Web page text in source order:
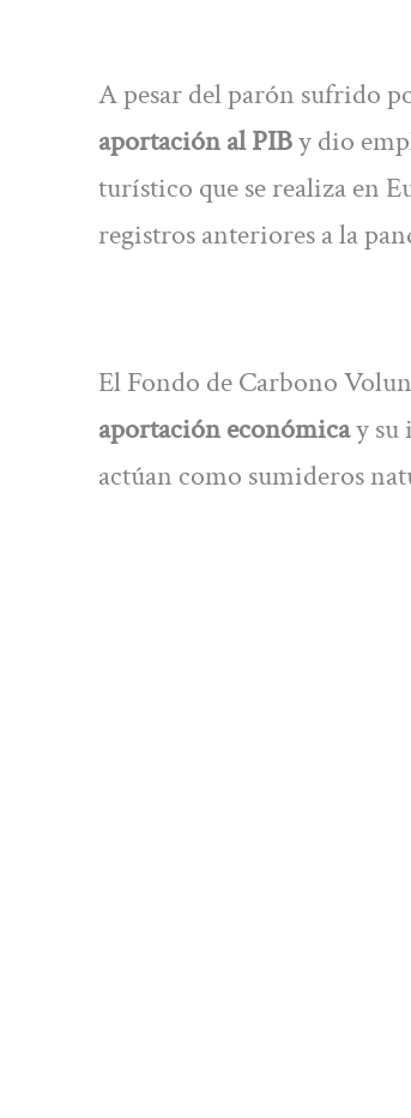
A pesar del parón sufrido
aportación al PIBy dio
turístico que se realiza en
registros anteriores a la
El Fondo de Carbono
aportación económicay su
actúan como sumideros